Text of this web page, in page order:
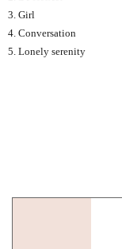
3. Girl
4. Conversation
5. Lonely serenity